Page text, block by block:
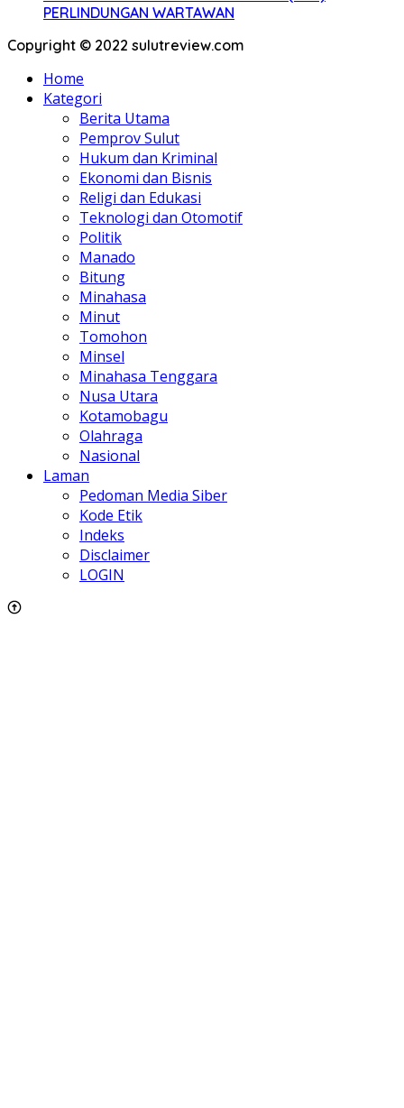
PERLINDUNGAN WARTAWAN
Copyright © 2022 sulutreview.com
Home
Kategori
Berita Utama
Pemprov Sulut
Hukum dan Kriminal
Ekonomi dan Bisnis
Religi dan Edukasi
Teknologi dan Otomotif
Politik
Manado
Bitung
Minahasa
Minut
Tomohon
Minsel
Minahasa Tenggara
Nusa Utara
Kotamobagu
Olahraga
Nasional
Laman
Pedoman Media Siber
Kode Etik
Indeks
Disclaimer
LOGIN